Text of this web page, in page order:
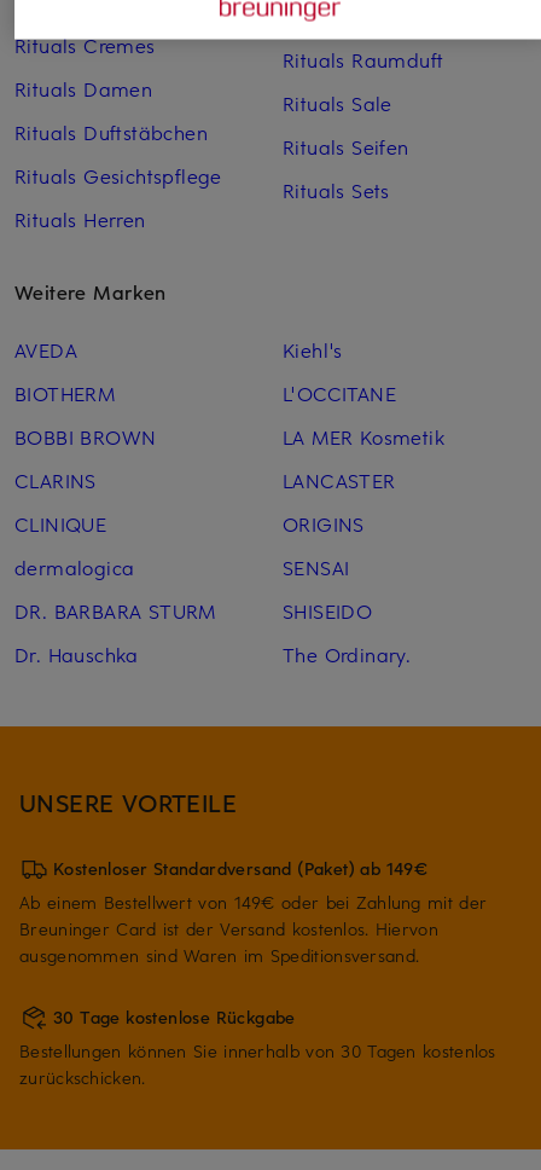
Rituals Cremes
Rituals Damen
Rituals Duftstäbchen
Rituals Gesichtspflege
Rituals Herren
RITUALS OF SESHEN
Rituals Raumduft
Rituals Sale
Rituals Seifen
Rituals Sets
Weitere Marken
AVEDA
BIOTHERM
BOBBI BROWN
CLARINS
CLINIQUE
dermalogica
DR. BARBARA STURM
Dr. Hauschka
Kiehl's
L'OCCITANE
LA MER Kosmetik
LANCASTER
ORIGINS
SENSAI
SHISEIDO
The Ordinary.
UNSERE VORTEILE
Kostenloser Standardversand (Paket) ab 149€
Ab einem Bestellwert von 149€ oder bei Zahlung mit der
Breuninger Card ist der Versand kostenlos. Hiervon
ausgenommen sind Waren im Speditionsversand.
30 Tage kostenlose Rückgabe
Bestellungen können Sie innerhalb von 30 Tagen kostenlos
zurückschicken.